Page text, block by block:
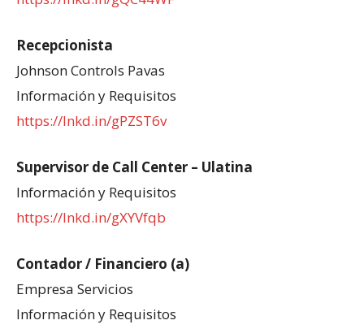
Recepcionista
Johnson Controls Pavas
Información y Requisitos
https://lnkd.in/gPZST6v
Supervisor de Call Center – Ulatina
Información y Requisitos
https://lnkd.in/gXYVfqb
Contador / Financiero (a)
Empresa Servicios
Información y Requisitos